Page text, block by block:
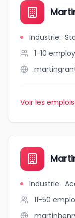
Industrie:
1-10
Voir les
Industrie:
11-50